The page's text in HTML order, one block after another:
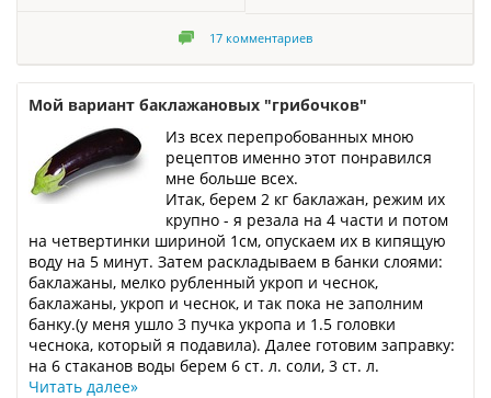
17 комментариев
Мой вариант баклажановых "грибочков"
Из всех перепробованных мною
рецептов именно этот понравился
мне больше всех.
Итак, берем 2 кг баклажан, режим их
крупно - я резала на 4 части и потом
на четвертинки шириной 1см, опускаем их в кипящую
воду на 5 минут. Затем раскладываем в банки слоями:
баклажаны, мелко рубленный укроп и чеснок,
баклажаны, укроп и чеснок, и так пока не заполним
банку.(у меня ушло 3 пучка укропа и 1.5 головки
чеснока, который я подавила). Далее готовим заправку:
на 6 стаканов воды берем 6 ст. л. соли, 3 ст. л.
Читать далее»